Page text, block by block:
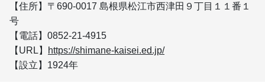
【住所】〒690-0017 島根県松江市西津田９丁目１１番１
号
【電話】0852-21-4915
【URL】
https://shimane-kaisei.ed.jp/
【設立】1924年